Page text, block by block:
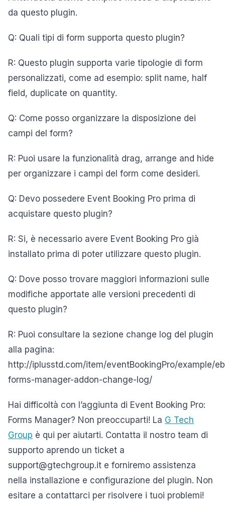
da questo plugin.
Q: Quali tipi di form supporta questo plugin?
R: Questo plugin supporta varie tipologie di form
personalizzati, come ad esempio: split name, half
field, duplicate on quantity.
Q: Come posso organizzare la disposizione dei
campi del form?
R: Puoi usare la funzionalità drag, arrange and hide
per organizzare i campi del form come desideri.
Q: Devo possedere Event Booking Pro prima di
acquistare questo plugin?
R: Si, è necessario avere Event Booking Pro già
installato prima di poter utilizzare questo plugin.
Q: Dove posso trovare maggiori informazioni sulle
modifiche apportate alle versioni precedenti di
questo plugin?
R: Puoi consultare la sezione change log del plugin
alla pagina:
http://iplusstd.com/item/eventBookingPro/example/
forms-manager-addon-change-log/
Hai difficoltà con l’aggiunta di Event Booking Pro:
Forms Manager? Non preoccuparti! La G Tech
Group è qui per aiutarti. Contatta il nostro team di
supporto aprendo un ticket a
support@gtechgroup.it e forniremo assistenza
nella installazione e configurazione del plugin. Non
esitare a contattarci per risolvere i tuoi problemi!